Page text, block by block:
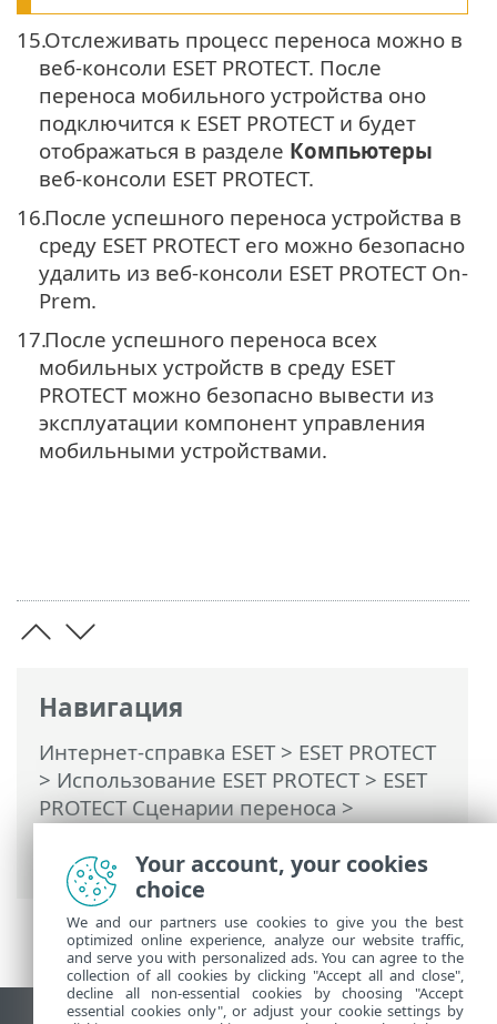
Навигация
Интернет-справка ESET> ESET PROTECT
> Использование ESET PROTECT> ESET
PROTECT Сценарии переноса>
PROTECT On-prem)
15.Отслеживать процесс переноса можно в
веб-консоли ESET PROTECT. После
переноса мобильного устройства оно
подключится к ESET PROTECT и будет
отображаться в разделе Компьютеры
веб-консоли ESET PROTECT.
16.После успешного переноса устройства в
среду ESET PROTECT его можно безопасно
удалить из веб-консоли ESET PROTECT On-
Prem.
17.После успешного переноса всех
мобильных устройств в среду ESET
PROTECT можно безопасно вывести из
эксплуатации компонент управления
мобильными устройствами.
Your account, your cookies
choice
We and our partners use cookies to give you the best
optimized online experience, analyze our website traffic,
and serve you with personalized ads. You can agree to the
collection of all cookies by clicking "Accept all and close",
decline all non-essential cookies by choosing "Accept
essential cookies only", or adjust your cookie settings by